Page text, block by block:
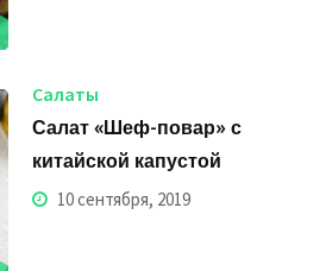
Салаты
Салат «Шеф-повар» с
китайской капустой
10 сентября, 2019